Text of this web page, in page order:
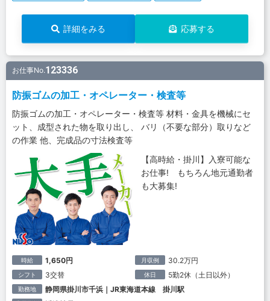
詳細をみる 応募する
お仕事No.123336
防振ゴムの加工・オペレーター・検査等
防振ゴムの加工・オペレーター・検査等 材料・金具を機械にセ
ット、成型された物を取り出し、 バリ（不要な部分）取りなど
の作業 他、完成品の寸法検査等
【高時給・掛川】入寮可能な
お仕事! もちろん地元通勤者
も大募集!
時給 1,650円 月収例 30.2万円
シフト 3交替 休日 5勤2休（土日以外）
勤務地 静岡県掛川市千浜｜JR東海道本線 掛川駅